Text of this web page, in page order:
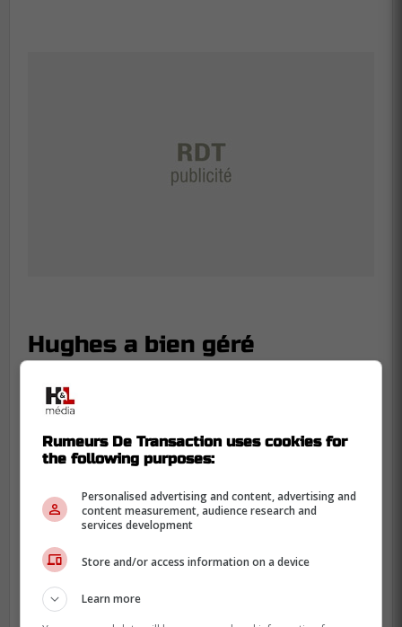
Hughes a bien géré
Suzuki: maintenant, place à
Tout ça nous amène au prochain gros
dossier: Lane Hutson. Il a montré de très
belles choses, et il faudra maintenant lui
offrir un contrat intelligent, dans la même
lignée.
Hughes doit continuer sur cette lancée, en
gardant le cap sur les jeunes et sur une
Rumeurs De Transaction uses cookies for
the following purposes:
Personalised advertising and content, advertising and
content measurement, audience research and
services development
Store and/or access information on a device
Learn more